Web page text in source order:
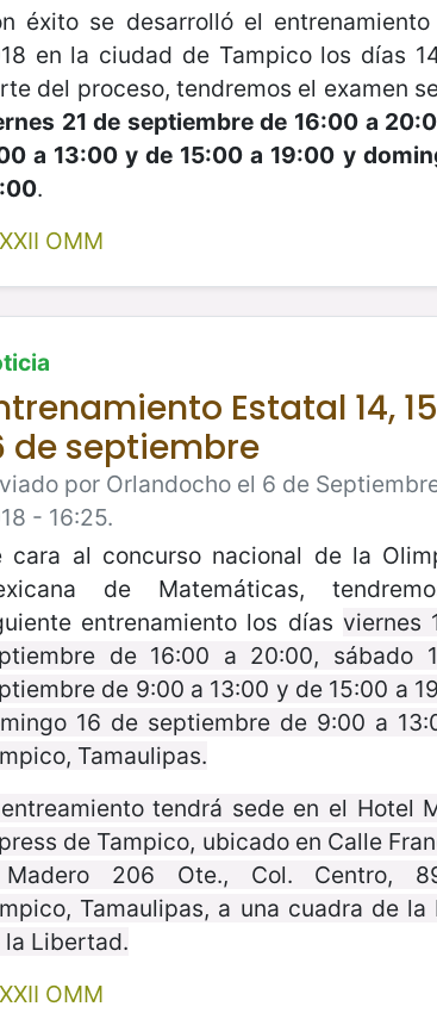
éxito se desarrolló el
en la ciudad de Tampico los días
del proceso, tendremos el examen
21 de septiembre de 16:00 a
a 13:00 y de 15:00 a 19:00 y
.
OMM
Estatal 14,
de septiembre
por Orlandocho el 6 de
- 16:25.
cara al concurso nacional de la
de Matemáticas,
entrenamiento los días viernes
de 16:00 a 20:00, sábado
de 9:00 a 13:00 y de 15:00 a
16 de septiembre de 9:00 a
Tamaulipas.
tendrá sede en el Hotel
de Tampico, ubicado en Calle
206 Ote., Col. Centro,
Tamaulipas, a una cuadra de la
la Libertad.
OMM